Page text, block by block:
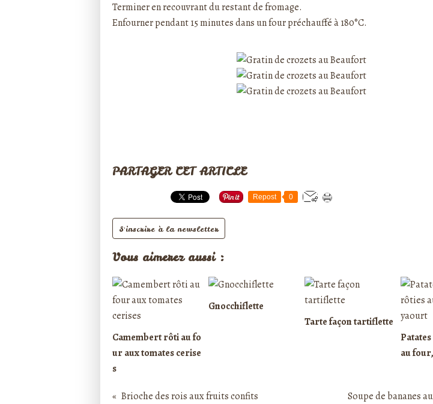
Terminer en recouvrant du restant de fromage.
Enfourner pendant 15 minutes dans un four préchauffé à 180°C.
PARTAGER CET ARTICLE
Repost 0
S'inscrire à la newsletter
Vous aimerez aussi :
Camembert rôti au fo
ur aux tomates cerise
s
Gnocchiflette
Tarte façon tartiflette
au
Brioche des rois aux fruits confits Soupe de bananes